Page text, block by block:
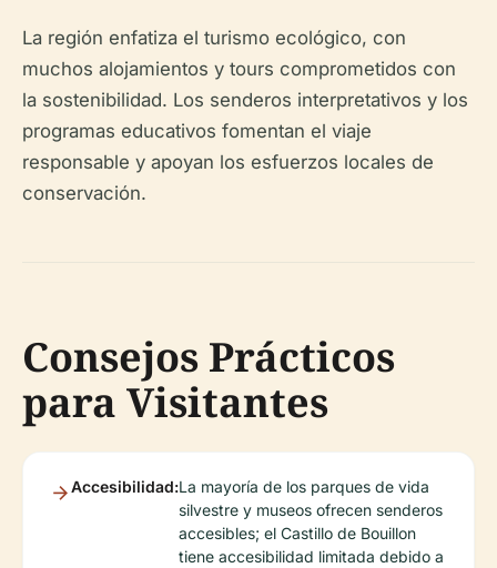
La región enfatiza el turismo ecológico, con
muchos alojamientos y tours comprometidos con
la sostenibilidad. Los senderos interpretativos y los
programas educativos fomentan el viaje
responsable y apoyan los esfuerzos locales de
conservación.
Consejos Prácticos
para Visitantes
Accesibilidad:La mayoría de los parques de vida
silvestre y museos ofrecen senderos
accesibles; el Castillo de Bouillon
tiene accesibilidad limitada debido a